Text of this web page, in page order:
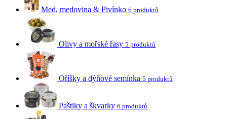
Med, medovina & Pivínko 6 produktů
Olivy a mořské řasy 5 produktů
Oříšky a dýňové semínka 5 produktů
Paštiky a škvarky 6 produktů